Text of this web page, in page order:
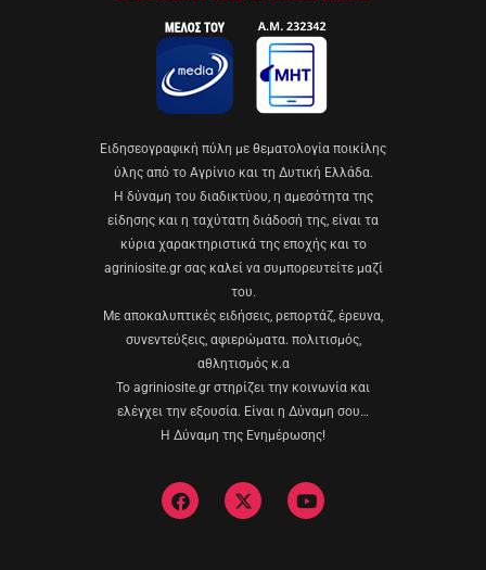
Eιδησεογραφική πύλη με θεματολογία ποικίλης
ύλης από το Αγρίνιο και τη Δυτική Ελλάδα.
Η δύναμη του διαδικτύου, η αμεσότητα της
είδησης και η ταχύτατη διάδοσή της, είναι τα
κύρια χαρακτηριστικά της εποχής και το
agriniosite.gr σας καλεί να συμπορευτείτε μαζί
του.
Με αποκαλυπτικές ειδήσεις, ρεπορτάζ, έρευνα,
συνεντεύξεις, αφιερώματα. πολιτισμός,
αθλητισμός κ.α
Το agriniosite.gr στηρίζει την κοινωνία και
ελέγχει την εξουσία. Είναι η Δύναμη σου…
Η Δύναμη της Ενημέρωσης!